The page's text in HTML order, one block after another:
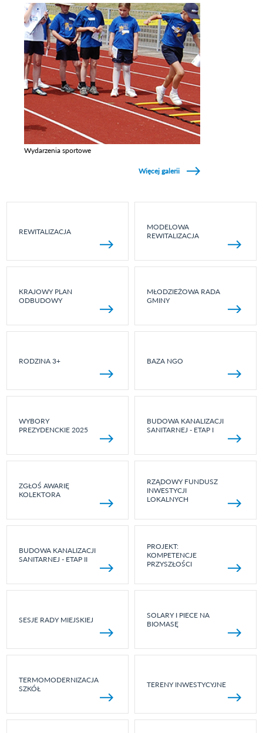
Wydarzenia sportowe
Więcej galerii
REWITALIZACJA
MODELOWA
REWITALIZACJA
KRAJOWY PLAN
ODBUDOWY
MŁODZIEŻOWA RADA
GMINY
RODZINA 3+ BAZA NGO
WYBORY
PREZYDENCKIE 2025
BUDOWA KANALIZACJI
SANITARNEJ - ETAP I
ZGŁOŚ AWARIĘ
KOLEKTORA
RZĄDOWY FUNDUSZ
INWESTYCJI
LOKALNYCH
BUDOWA KANALIZACJI
SANITARNEJ - ETAP II
PROJEKT:
KOMPETENCJE
PRZYSZŁOŚCI
SESJE RADY MIEJSKIEJ
SOLARY I PIECE NA
BIOMASĘ
TERMOMODERNIZACJA
SZKÓŁ
TERENY INWESTYCYJNE